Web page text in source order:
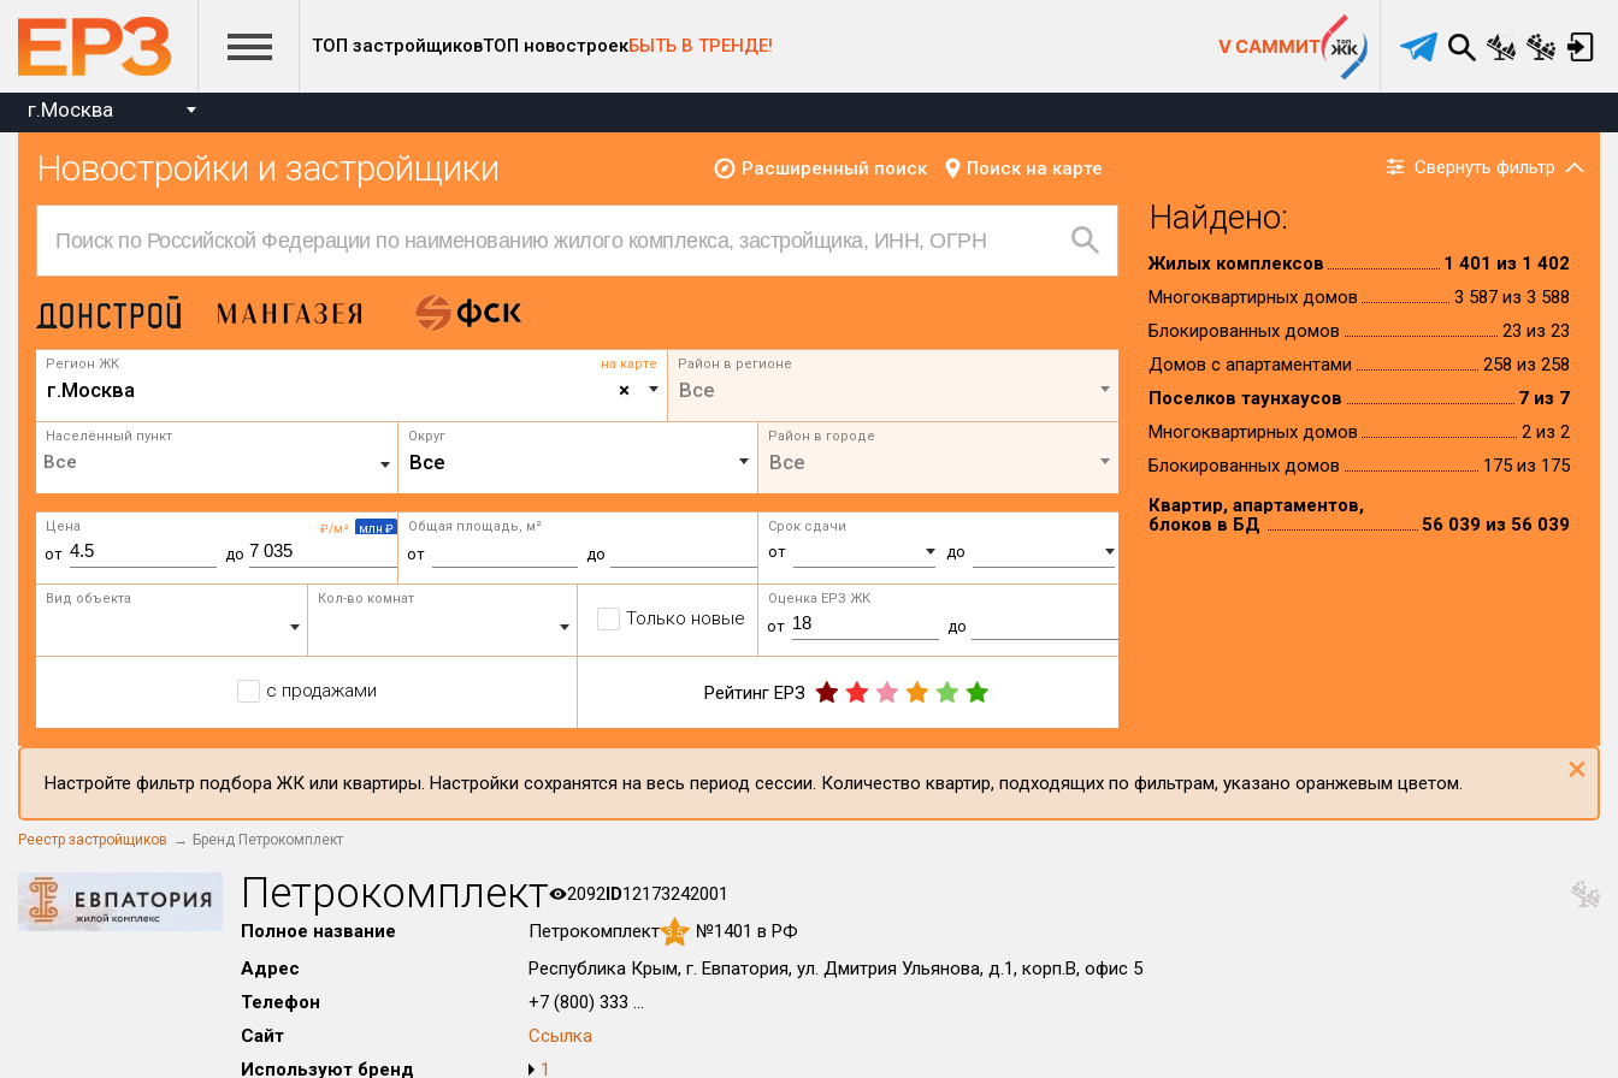
ТОП застройщиковТОП новостроекБЫТЬ В ТРЕНДЕ! V САММИТ
г.Москва
Новостройки и застройщики Расширенный поиск Поиск на карте Свернуть фильтр
Регион ЖК на карте
×
г.Москва
Район в регионе
Все
Населённый пункт Округ
Все
Район в городе
Все
₽/м² млн ₽
Цена
от до
Общая площадь, м²
от до
Срок сдачи
от до
Вид объекта Кол-во комнат
Только новые
Оценка ЕРЗ ЖК
от до
с продажами Рейтинг ЕРЗ
Найдено:
Жилых комплексов
1 401 из 1 402
Многоквартирных домов
3 587 из 3 588
Блокированных домов
23 из 23
Домов с апартаментами
258 из 258
Поселков таунхаусов
7 из 7
Многоквартирных домов
2 из 2
Блокированных домов
175 из 175
Квартир, апартаментов,
блоков в БД
56 039 из 56 039
Настройте фильтр подбора ЖК или квартиры. Настройки сохранятся на весь период сессии. Количество квартир, подходящих по фильтрам, указано оранжевым цветом. ×
Реестр застройщиков Бренд Петрокомплект
Петрокомплект 2092ID12173242001
Полное название
Петрокомплект 3.5
№1401 в РФ
Адрес
Республика Крым, г. Евпатория, ул. Дмитрия Ульянова, д.1, корп.В, офис 5
Телефон
+7 (800) 333 ...
Сайт
Ссылка
Используют бренд
1